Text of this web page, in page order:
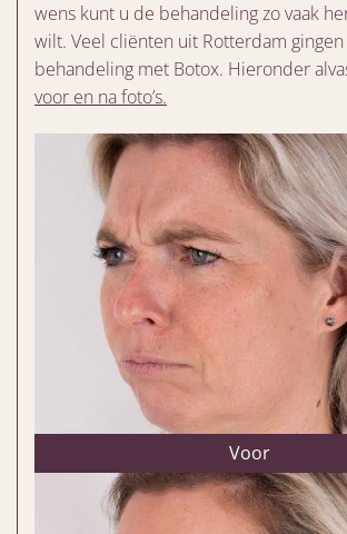
wens kunt u de behandeling zo vaak
wilt. Veel cliënten uit Rotterdam
behandeling met Botox. Hieronder
voor en na foto’s.
Voor